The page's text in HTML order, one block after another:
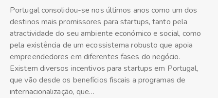
Portugal consolidou-se nos últimos anos como um dos
destinos mais promissores para startups, tanto pela
atractividade do seu ambiente económico e social, como
pela existência de um ecossistema robusto que apoia
empreendedores em diferentes fases do negócio.
Existem diversos incentivos para startups em Portugal,
que vão desde os benefícios fiscais a programas de
internacionalização, que…